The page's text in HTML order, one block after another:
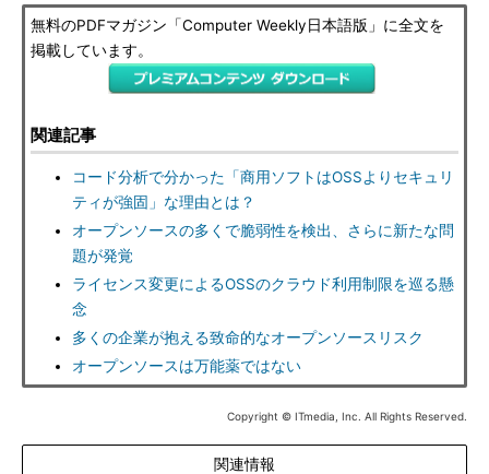
無料のPDFマガジン「Computer Weekly日本語版」に全文を
掲載しています。
関連記事
コード分析で分かった「商用ソフトはOSSよりセキュリ
ティが強固」な理由とは？
オープンソースの多くで脆弱性を検出、さらに新たな問
題が発覚
ライセンス変更によるOSSのクラウド利用制限を巡る懸
念
多くの企業が抱える致命的なオープンソースリスク
オープンソースは万能薬ではない
Copyright © ITmedia, Inc. All Rights Reserved.
関連情報